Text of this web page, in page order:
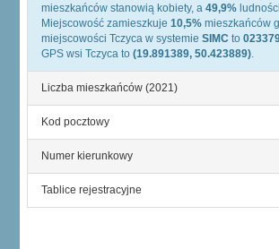
mieszkańców stanowią kobiety, a 49,9%
Miejscowość zamieszkuje 10,5% mieszkańców
miejscowości Tczyca w systemie SIMC to
GPS wsi Tczyca to (19.891389, 50.423889).
Liczba mieszkańców (2021)
Kod pocztowy
Numer kierunkowy
Tablice rejestracyjne